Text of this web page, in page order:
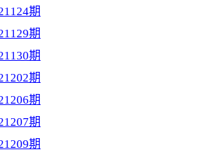
期
期
期
期
期
期
期